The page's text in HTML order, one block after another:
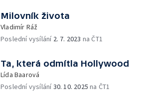
Milovník života
Vladimír Ráž
Poslední vysílání 2. 7. 2023 na ČT1
Ta, která odmítla Hollywood
Lída Baarová
Poslední vysílání30. 10. 2025 na ČT1